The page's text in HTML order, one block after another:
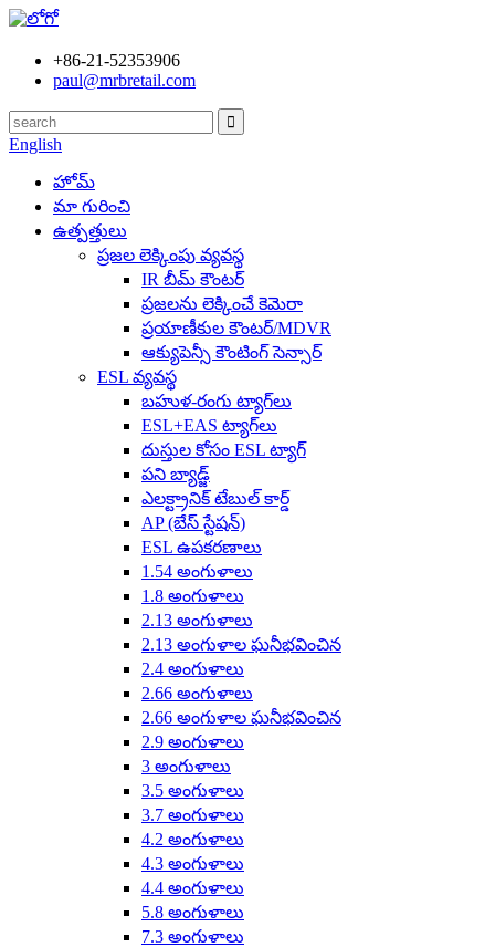
+86-21-52353906
paul@mrbretail.com
English
హోమ్
మా గురించి
ఉత్పత్తులు
ప్రజల లెక్కింపు వ్యవస్థ
IR బీమ్ కౌంటర్
ప్రజలను లెక్కించే కెమెరా
ప్రయాణీకుల కౌంటర్/MDVR
ఆక్యుపెన్సీ కౌంటింగ్ సెన్సార్
ESL వ్యవస్థ
బహుళ-రంగు ట్యాగ్‌లు
ESL+EAS ట్యాగ్‌లు
దుస్తుల కోసం ESL ట్యాగ్
పని బ్యాడ్జ్
ఎలక్ట్రానిక్ టేబుల్ కార్డ్
AP (బేస్ స్టేషన్)
ESL ఉపకరణాలు
1.54 అంగుళాలు
1.8 అంగుళాలు
2.13 అంగుళాలు
2.13 అంగుళాల ఘనీభవించిన
2.4 అంగుళాలు
2.66 అంగుళాలు
2.66 అంగుళాల ఘనీభవించిన
2.9 అంగుళాలు
3 అంగుళాలు
3.5 అంగుళాలు
3.7 అంగుళాలు
4.2 అంగుళాలు
4.3 అంగుళాలు
4.4 అంగుళాలు
5.8 అంగుళాలు
7.3 అంగుళాలు